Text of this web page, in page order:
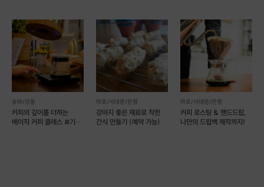
송파/강동
커피의 깊이를 더하는
베이직 커피 클래스 #기초
마포/서대문/은평
강아지 좋은 재료로 착한
간식 만들기 (예약 가능)
마포/서대문/은평
커피 로스팅 & 핸드드립,
나만의 드립백 제작까지!